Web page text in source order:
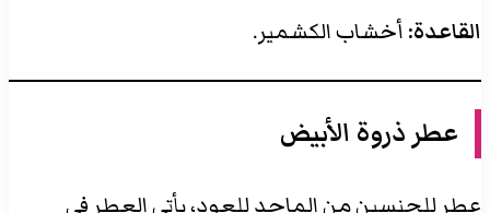
القاعدة: أخشاب الكشمير.
عطر ذروة الأبيض
عطر للجنسين من الماجد للعود، يأتي العطر في